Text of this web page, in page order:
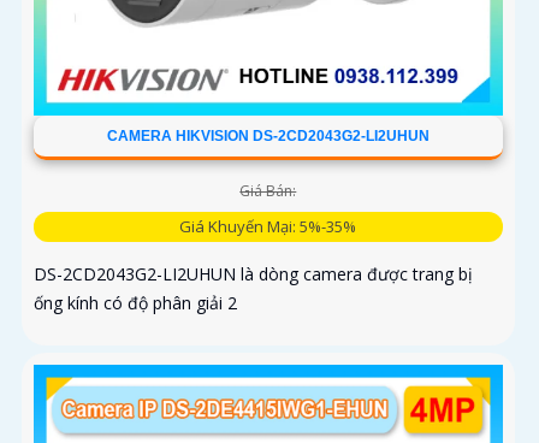
CAMERA HIKVISION DS-2CD2043G2-LI2UHUN
Giá Bán:
Giá Khuyến Mại: 5%-35%
DS-2CD2043G2-LI2UHUN là dòng camera được trang bị
ống kính có độ phân giải 2